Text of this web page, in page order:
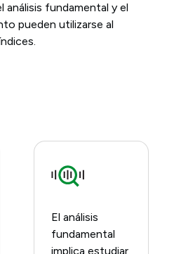
análisis fundamental y el
pueden utilizarse al
El análisis
fundamental
implica estudiar